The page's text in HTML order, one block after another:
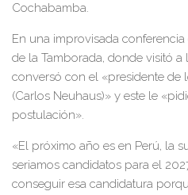
Cochabamba.
En una improvisada
de la Tamborada, donde visitó
conversó con el «presidente de
(Carlos Neuhaus)» y este le
postulación».
«El próximo año es en Perú, la
seriamos candidatos para el
conseguir esa candidatura